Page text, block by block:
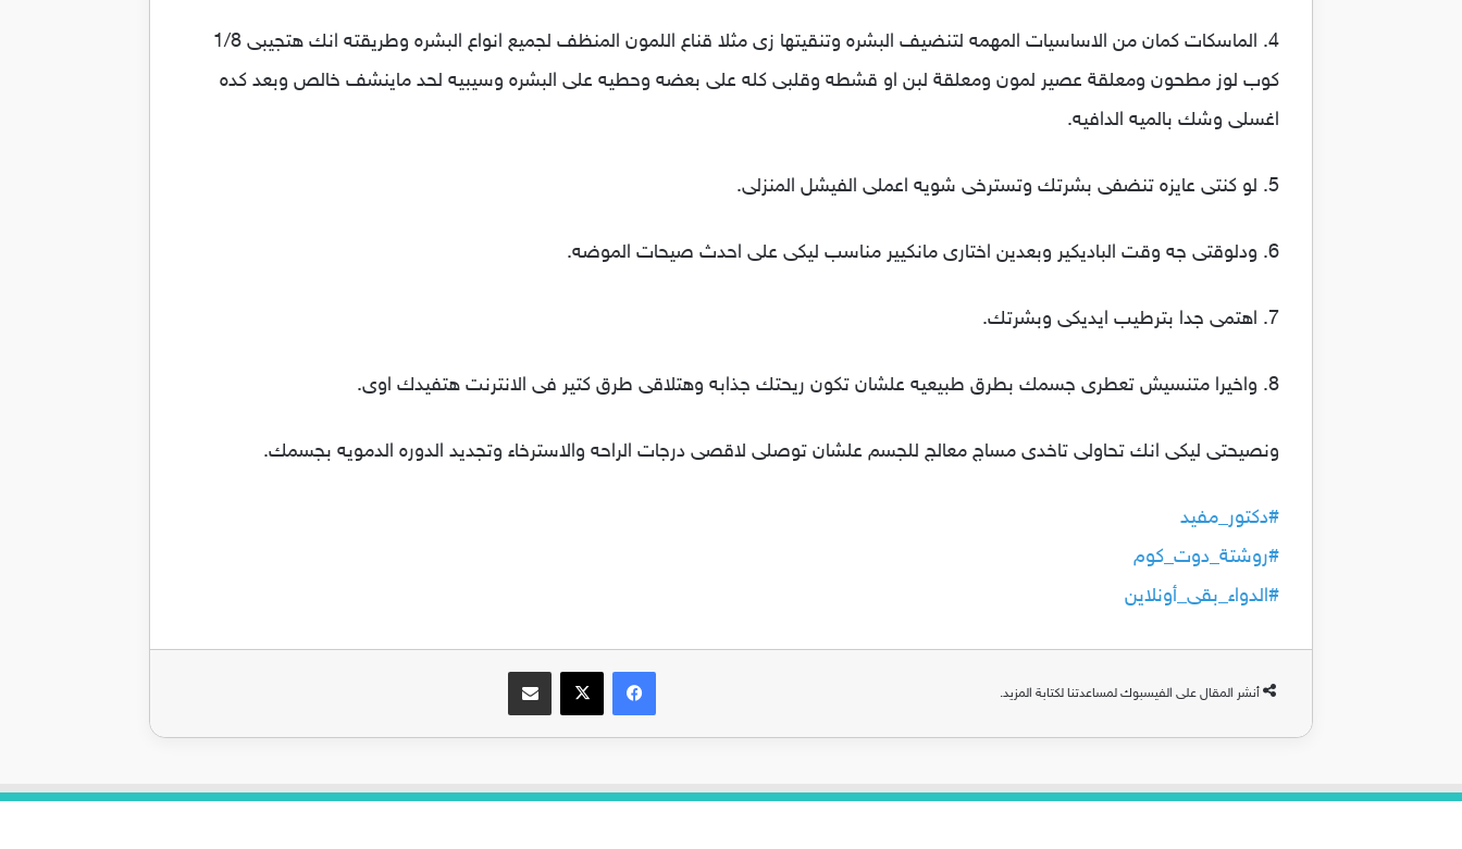
4. الماسكات كمان من الاساسيات المهمه لتنضيف البشره وتنقيتها زى مثلا قناع اللمون المنظف لجميع انواع البشره وطريقته انك هتجيبى 1/8
كوب لوز مطحون ومعلقة عصير لمون ومعلقة لبن او قشطه وقلبى كله على بعضه وحطيه على البشره وسيبيه لحد ماينشف خالص وبعد كده
اغسلى وشك بالميه الدافيه.
5. لو كنتى عايزه تنضفى بشرتك وتسترخى شويه اعملى الفيشل المنزلى.
6. ودلوقتى جه وقت الباديكير وبعدين اختارى مانكيير مناسب ليكى على احدث صيحات الموضه.
7. اهتمى جدا بترطيب ايديكى وبشرتك.
8. واخيرا متنسيش تعطرى جسمك بطرق طبيعيه علشان تكون ريحتك جذابه وهتلاقى طرق كتير فى الانترنت هتفيدك اوى.
ونصيحتى ليكى انك تحاولى تاخدى مساج معالج للجسم علشان توصلى لاقصى درجات الراحه والاسترخاء وتجديد الدوره الدمويه بجسمك.
#دكتور_مفيد
#روشتة_دوت_كوم
#الدواء_بقى_أونلاين
أنشر المقال على الفيسبوك لمساعدتنا لكتابة المزيد.
فيسبوك